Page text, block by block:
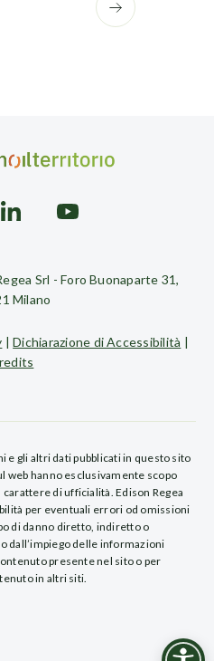
Srl - Foro Buonaparte 31,
Milano
|Dichiarazione di Accessibilità |
e gli altri dati pubblicati in questo sito
web hanno esclusivamente scopo
di ufficialità. Edison Regea
per eventuali errori od omissioni
di danno diretto, indiretto o
dall’impiego delle informazioni
presente nel sito o per
in altri siti.